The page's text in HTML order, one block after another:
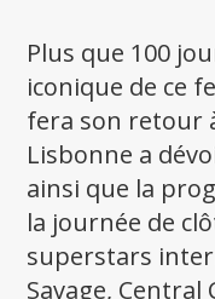
Plus que 100
iconique de ce
fera son retour
Lisbonne a
ainsi que la
la journée de
superstars
Savage, Central